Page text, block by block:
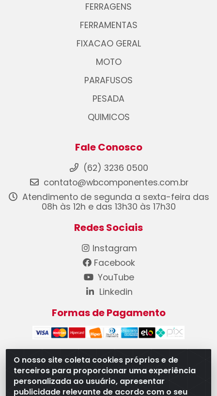
O nosso site coleta cookies próprios e de
terceiros para proporcionar uma experiência
personalizada ao usuário, apresentar
publicidade relevante de acordo com o seu
FERRAGENS
FERRAMENTAS
FIXACAO GERAL
MOTO
PARAFUSOS
PESADA
QUIMICOS
Fale Conosco
(62) 3236 0500
contato@wbcomponentes.com.br
Atendimento de segunda a sexta-feira das
08h às 12h e das 13h30 às 17h30
Redes Sociais
Instagram
Facebook
YouTube
Linkedin
Formas de Pagamento
WB Componentes Automotivos LTDA - CNPJ
08.528.393/0001-12 - Rua do Níquel, 667 - Parque
Oeste Industrial, Goiânia/GO - CEP 74375-660